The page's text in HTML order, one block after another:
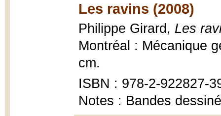
Les ravins (2008)
Philippe Girard, Les
Montréal : Mécanique
cm.
ISBN : 978-2-922827-
Notes : Bandes